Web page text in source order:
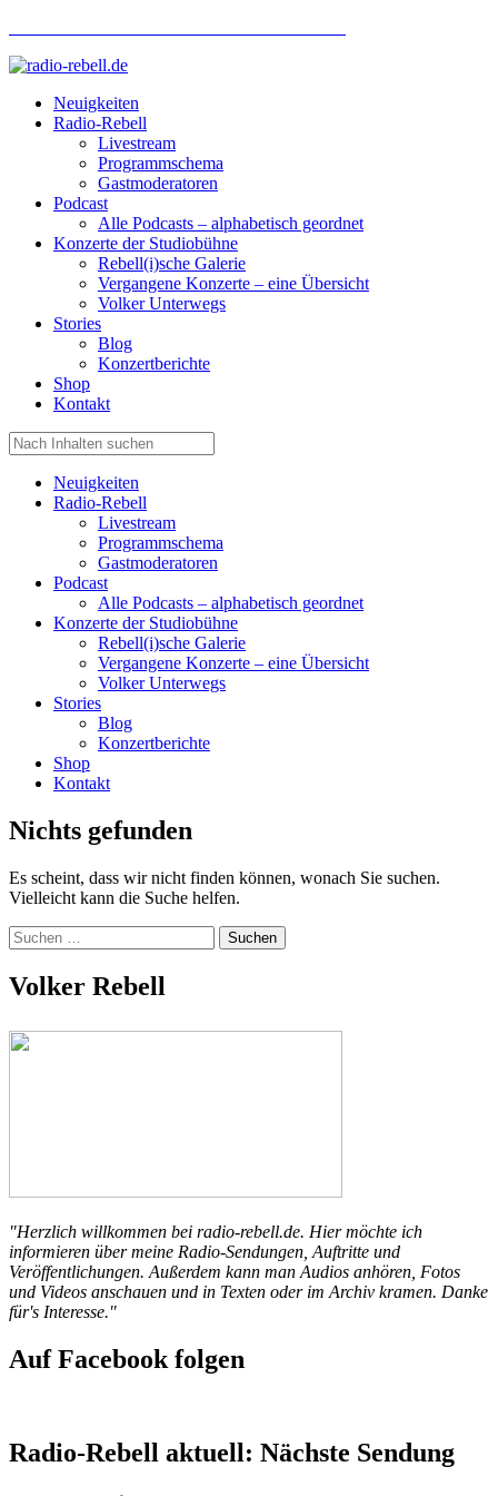
Neuigkeiten
Radio-Rebell
Livestream
Programmschema
Gastmoderatoren
Podcast
Alle Podcasts – alphabetisch geordnet
Konzerte der Studiobühne
Rebell(i)sche Galerie
Vergangene Konzerte – eine Übersicht
Volker Unterwegs
Stories
Blog
Konzertberichte
Shop
Kontakt
Neuigkeiten
Radio-Rebell
Livestream
Programmschema
Gastmoderatoren
Podcast
Alle Podcasts – alphabetisch geordnet
Konzerte der Studiobühne
Rebell(i)sche Galerie
Vergangene Konzerte – eine Übersicht
Volker Unterwegs
Stories
Blog
Konzertberichte
Shop
Kontakt
Nichts gefunden
Es scheint, dass wir nicht finden können, wonach Sie suchen.
Vielleicht kann die Suche helfen.
Suchen
nach:
Volker Rebell
"Herzlich willkommen bei radio-rebell.de. Hier möchte ich
informieren über meine Radio-Sendungen, Auftritte und
Veröffentlichungen. Außerdem kann man Audios anhören, Fotos
und Videos anschauen und in Texten oder im Archiv kramen. Danke
für's Interesse."
Auf Facebook folgen
Radio-Rebell aktuell: Nächste Sendung